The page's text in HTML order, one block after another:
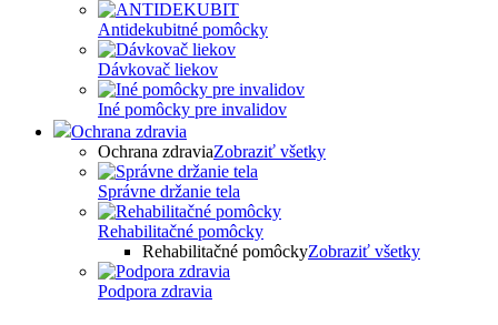
Antidekubitné pomôcky
Dávkovač liekov
Iné pomôcky pre invalidov
Ochrana zdravia
Ochrana zdraviaZobraziť všetky
Správne držanie tela
Rehabilitačné pomôcky
Rehabilitačné pomôckyZobraziť všetky
Podpora zdravia